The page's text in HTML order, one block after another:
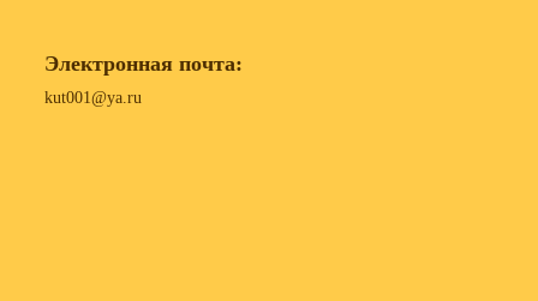
Электронная почта:
kut001@ya.ru